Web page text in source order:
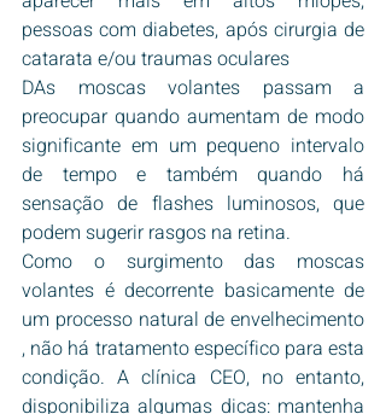
pessoas com diabetes, após cirurgia de
catarata e/ou traumas oculares
DAs moscas volantes passam a
preocupar quando aumentam de modo
significante em um pequeno intervalo
de tempo e também quando há
sensação de flashes luminosos, que
podem sugerir rasgos na retina.
Como o surgimento das moscas
volantes é decorrente basicamente de
um processo natural de envelhecimento
, não há tratamento específico para esta
condição. A clínica CEO, no entanto,
disponibiliza algumas dicas: mantenha